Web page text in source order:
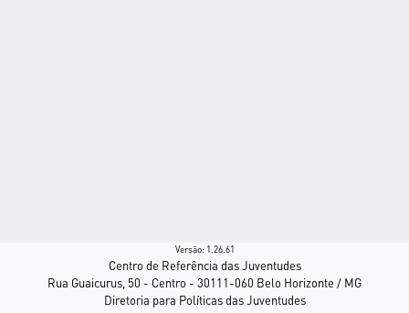
Versão: 1.26.61
Centro de Referência das Juventudes
Rua Guaicurus, 50 - Centro - 30111-060 Belo Horizonte / MG
Diretoria para Políticas das Juventudes